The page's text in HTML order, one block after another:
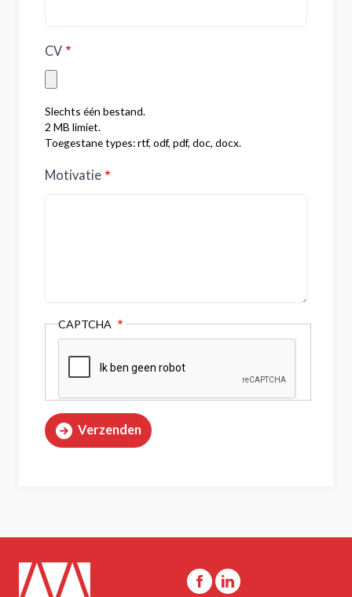
CV
Slechts één bestand.
2 MB limiet.
Toegestane types: rtf, odf, pdf, doc, docx.
Motivatie
CAPTCHA